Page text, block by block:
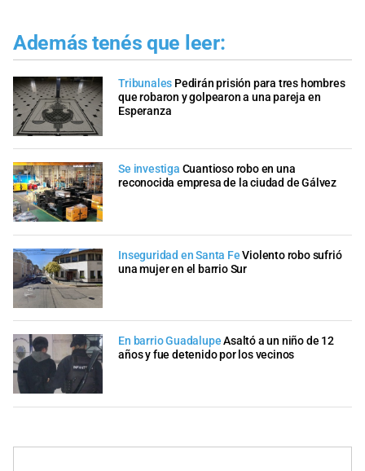
Además tenés que leer:
Tribunales Pedirán prisión para tres hombres
que robaron y golpearon a una pareja en
Esperanza
Se investiga Cuantioso robo en una
reconocida empresa de la ciudad de Gálvez
Inseguridad en Santa Fe Violento robo sufrió
una mujer en el barrio Sur
En barrio GuadalupeAsaltó a un niño de 12
años y fue detenido por los vecinos